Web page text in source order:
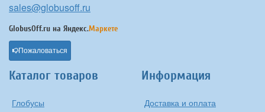
sales@globusoff.ru
GlobusOff.ru на Яндекс.Маркете
Пожаловаться
Каталог товаров
Глобусы
Информация
Доставка и оплата